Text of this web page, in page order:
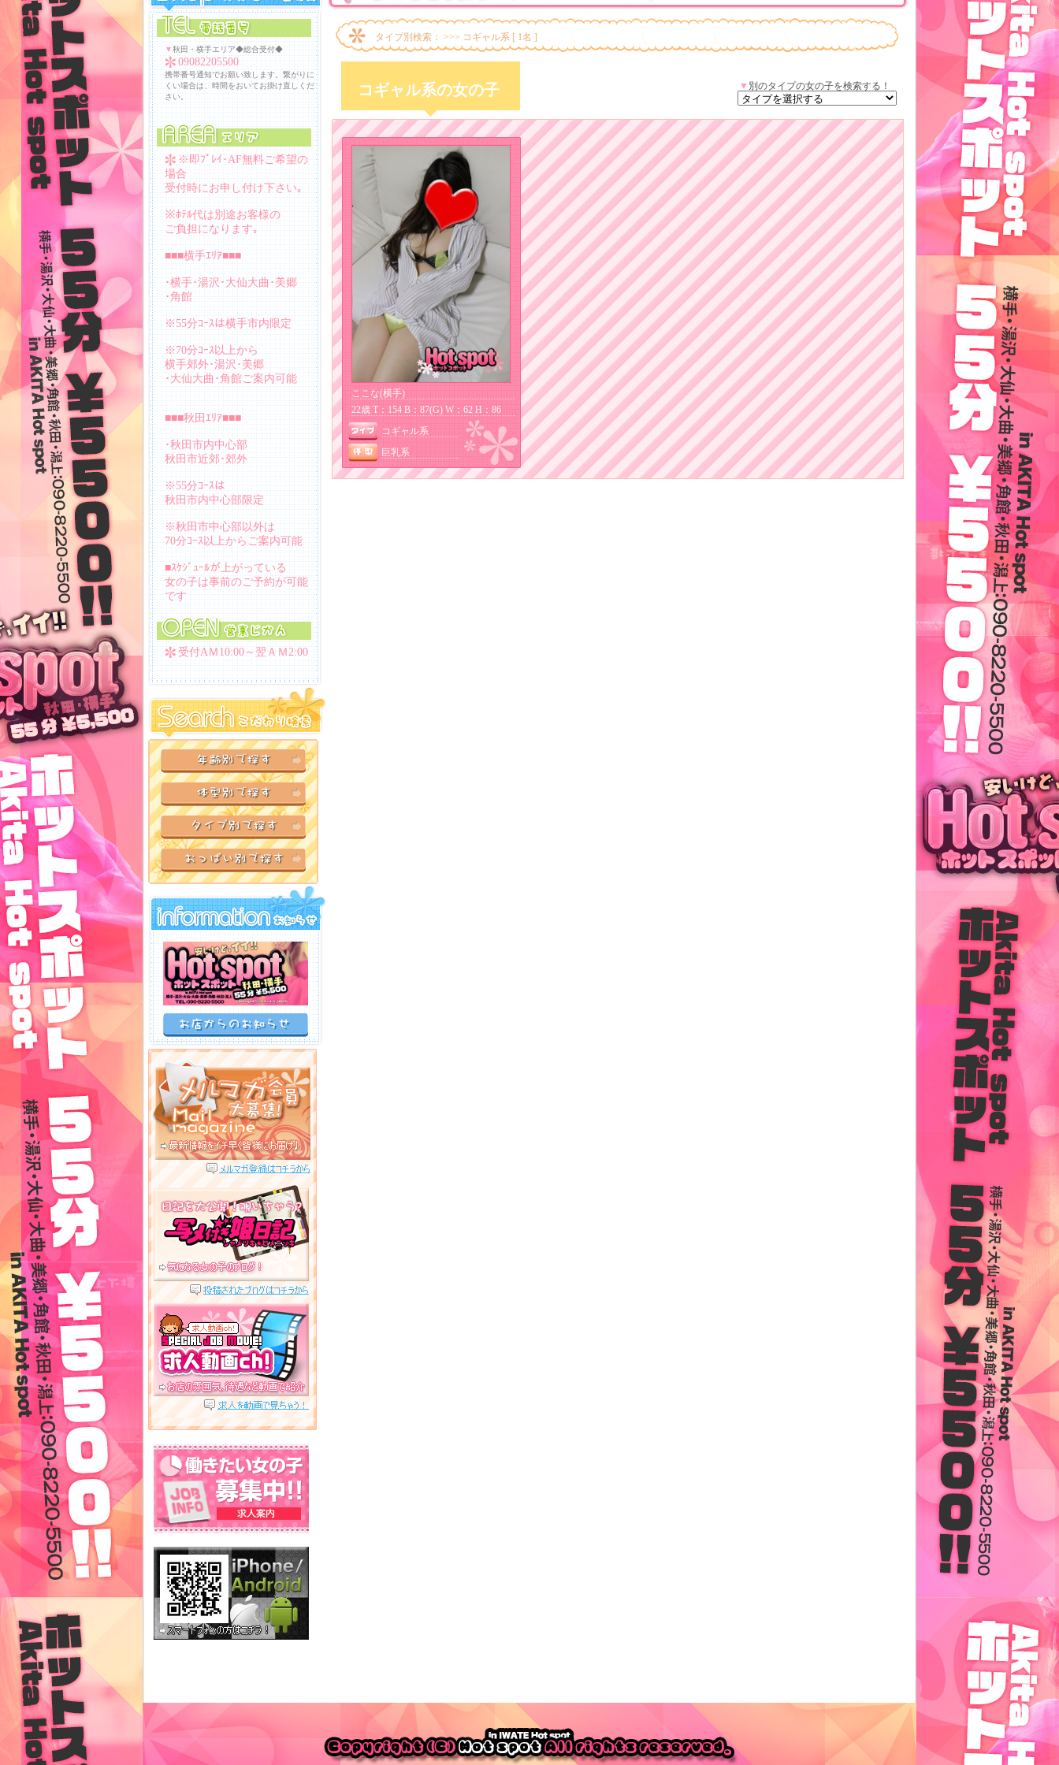
▼秋田・横手エリア◆総合受付◆
09082205500
携帯番号通知でお願い致します。繋がりに
くい場合は、時間をおいてお掛け直しくだ
さい。
※即ﾌﾟﾚｲ･AF無料ご希望の
場合
受付時にお申し付け下さい｡
※ﾎﾃﾙ代は別途お客様の
ご負担になります｡
■■■横手ｴﾘｱ■■■
･横手･湯沢･大仙大曲･美郷
･角館
※55分ｺｰｽは横手市内限定
※70分ｺｰｽ以上から
横手郊外･湯沢･美郷
･大仙大曲･角館ご案内可能
■■■秋田ｴﾘｱ■■■
･秋田市内中心部
秋田市近郊･郊外
※55分ｺｰｽは
秋田市内中心部限定
※秋田市中心部以外は
70分ｺｰｽ以上からご案内可能
■ｽｹｼﾞｭｰﾙが上がっている
女の子は事前のご予約が可能
です
受付AＭ10:00～翌ＡＭ2:00
タイプ別検索： >>> コギャル系 [ 1名 ]
コギャル系の女の子 ▼ 別のタイプの女の子を検索する！
ここな(横手)
22歳 T：154 B：87(G) W：62 H：86
コギャル系
巨乳系